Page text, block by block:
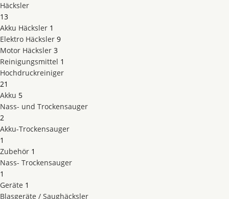
Häcksler
13
Akku Häcksler 1
Elektro Häcksler 9
Motor Häcksler 3
Reinigungsmittel 1
Hochdruckreiniger
21
Akku 5
Nass- und Trockensauger
2
Akku-Trockensauger
1
Zubehör 1
Nass- Trockensauger
1
Geräte 1
Blasgeräte / Saughäcksler